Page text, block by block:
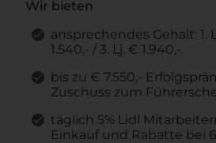
Wir bieten
ansprechendes Gehalt: 1.
1.540,- / 3. Lj. € 1.940,-
bis zu € 7.550,-
Zuschuss zum
täglich 5% Lidl
Einkauf und Rabatte bei